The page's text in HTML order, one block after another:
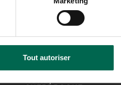
Tout autoriser
SHERBROOKE
ADRESSE
3420A 12E AVENUE